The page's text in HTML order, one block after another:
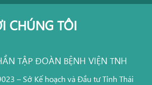
CHÚNG TÔI
TẬP ĐOÀN BỆNH VIỆN TNH
– Sở Kế hoạch và Đầu tư Tỉnh Thái